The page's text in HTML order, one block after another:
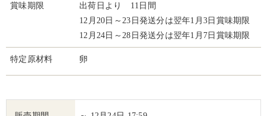
賞味期限
出荷日より 11日間
12月20日～23日発送分は翌年1月3日賞味期限
12月24日～28日発送分は翌年1月7日賞味期限
特定原材料 卵